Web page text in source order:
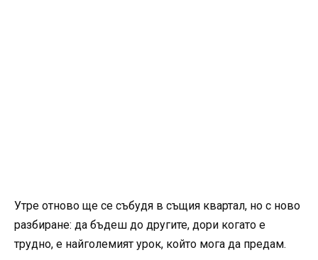
Утре отново ще се събудя в същия квартал, но с ново
разбиране: да бъдеш до другите, дори когато е
трудно, е найголемият урок, който мога да предам.